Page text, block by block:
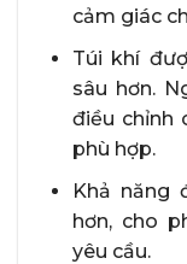
cảm giác
Túi khí
sâu hơn.
điều chỉnh
phù hợp.
Khả năng
hơn, cho
yêu cầu.